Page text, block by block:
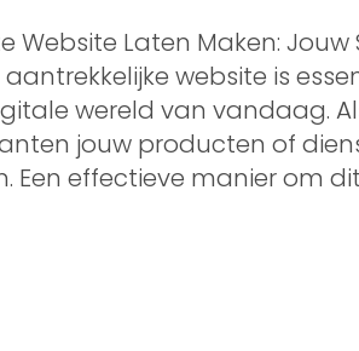
Website Laten Maken:
website is
wereld van vandaag.
jouw producten of
effectieve manier om